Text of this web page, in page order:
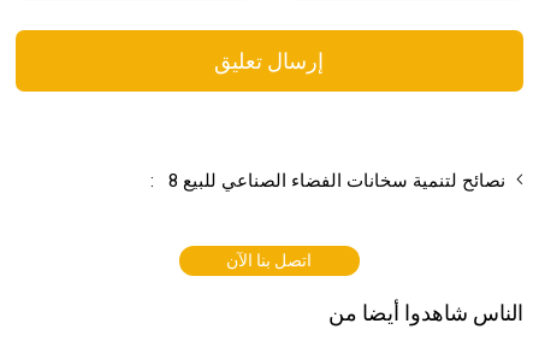
إرسال تعليق
: 8 نصائح لتنمية سخانات الفضاء الصناعي للبيع
اتصل بنا الآن
الناس شاهدوا أيضا من